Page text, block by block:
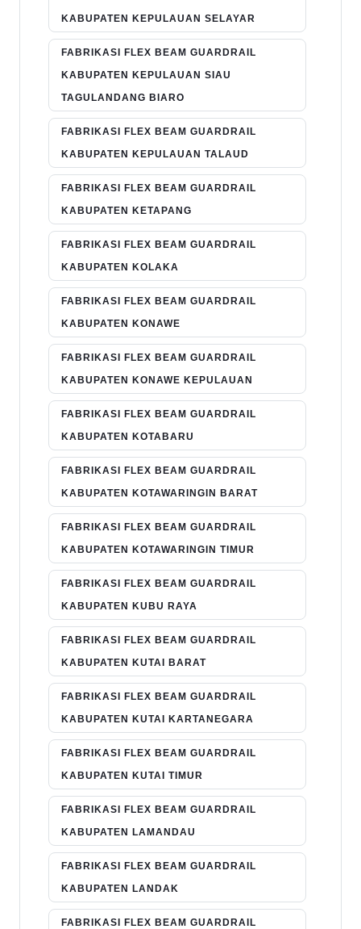
KABUPATEN KEPULAUAN SELAYAR
FABRIKASI FLEX BEAM GUARDRAIL
KABUPATEN KEPULAUAN SIAU
TAGULANDANG BIARO
FABRIKASI FLEX BEAM GUARDRAIL
KABUPATEN KEPULAUAN TALAUD
FABRIKASI FLEX BEAM GUARDRAIL
KABUPATEN KETAPANG
FABRIKASI FLEX BEAM GUARDRAIL
KABUPATEN KOLAKA
FABRIKASI FLEX BEAM GUARDRAIL
KABUPATEN KONAWE
FABRIKASI FLEX BEAM GUARDRAIL
KABUPATEN KONAWE KEPULAUAN
FABRIKASI FLEX BEAM GUARDRAIL
KABUPATEN KOTABARU
FABRIKASI FLEX BEAM GUARDRAIL
KABUPATEN KOTAWARINGIN BARAT
FABRIKASI FLEX BEAM GUARDRAIL
KABUPATEN KOTAWARINGIN TIMUR
FABRIKASI FLEX BEAM GUARDRAIL
KABUPATEN KUBU RAYA
FABRIKASI FLEX BEAM GUARDRAIL
KABUPATEN KUTAI BARAT
FABRIKASI FLEX BEAM GUARDRAIL
KABUPATEN KUTAI KARTANEGARA
FABRIKASI FLEX BEAM GUARDRAIL
KABUPATEN KUTAI TIMUR
FABRIKASI FLEX BEAM GUARDRAIL
KABUPATEN LAMANDAU
FABRIKASI FLEX BEAM GUARDRAIL
KABUPATEN LANDAK
FABRIKASI FLEX BEAM GUARDRAIL